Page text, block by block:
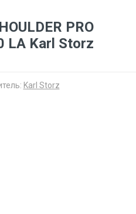
PRO
LA Karl Storz
Karl Storz